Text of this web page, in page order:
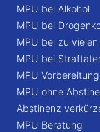
MPU bei Alkohol
MPU bei
MPU bei zu vielen
MPU bei
MPU
MPU ohne
Abstinenz
MPU Beratung